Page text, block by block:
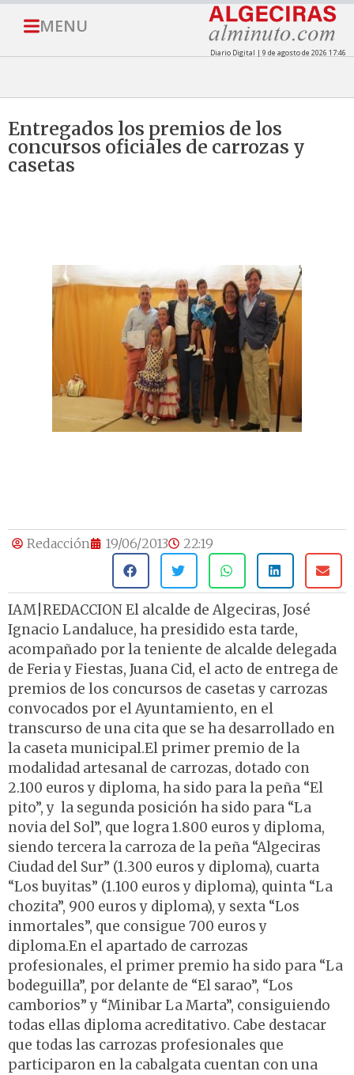
MENU
Diario Digital | 9 de agosto de 2026 17:46
Entregados los premios de los
concursos oficiales de carrozas y
casetas
Redacción 19/06/2013 22:19
IAM|REDACCION El alcalde de Algeciras, José
Ignacio Landaluce, ha presidido esta tarde,
acompañado por la teniente de alcalde delegada
de Feria y Fiestas, Juana Cid, el acto de entrega de
premios de los concursos de casetas y carrozas
convocados por el Ayuntamiento, en el
transcurso de una cita que se ha desarrollado en
la caseta municipal.El primer premio de la
modalidad artesanal de carrozas, dotado con
2.100 euros y diploma, ha sido para la peña “El
pito”, y la segunda posición ha sido para “La
novia del Sol”, que logra 1.800 euros y diploma,
siendo tercera la carroza de la peña “Algeciras
Ciudad del Sur” (1.300 euros y diploma), cuarta
“Los buyitas” (1.100 euros y diploma), quinta “La
chozita”, 900 euros y diploma), y sexta “Los
inmortales”, que consigue 700 euros y
diploma.En el apartado de carrozas
profesionales, el primer premio ha sido para “La
bodeguilla”, por delante de “El sarao”, “Los
camborios” y “Minibar La Marta”, consiguiendo
todas ellas diploma acreditativo. Cabe destacar
que todas las carrozas profesionales que
participaron en la cabalgata cuentan con una